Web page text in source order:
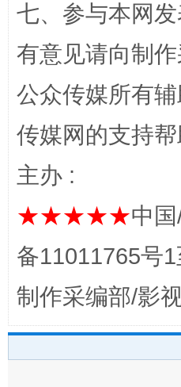
东山县通报“牛蛙产品抗生
七、参与本网
有意见请向制
公众传媒所有
传媒网的支持
主办 :
★★★★★中
备11011765号
制作采编部/影